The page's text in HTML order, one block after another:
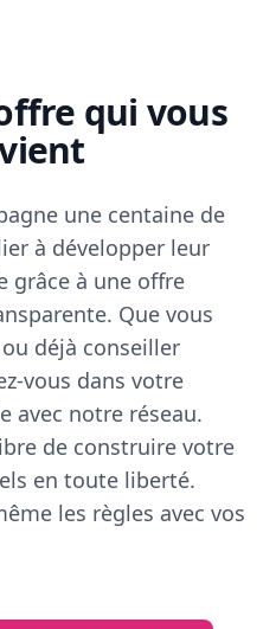
qui vous
une centaine de
à développer leur
grâce à une offre
Que vous
déjà conseiller
vous dans votre
avec notre réseau.
de construire votre
en toute liberté.
les règles avec vos